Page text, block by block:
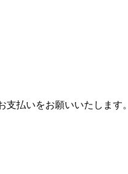
払いをお願いいたします。